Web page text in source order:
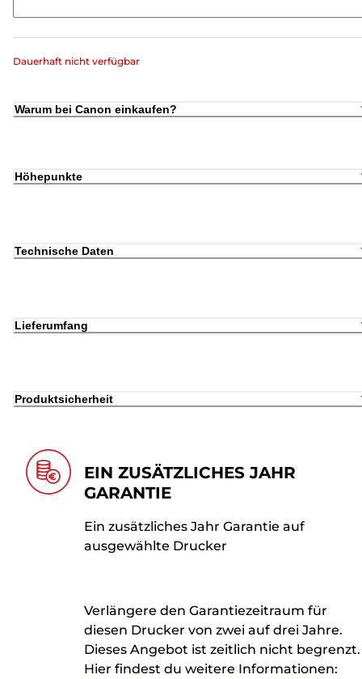
Dauerhaft nicht verfügbar
Warum bei Canon einkaufen?
Höhepunkte
Technische Daten
Lieferumfang
Produktsicherheit
EIN ZUSÄTZLICHES JAHR
GARANTIE
Ein zusätzliches Jahr Garantie auf
ausgewählte Drucker
Verlängere den Garantiezeitraum für
diesen Drucker von zwei auf drei Jahre.
Dieses Angebot ist zeitlich nicht begrenzt.
Hier findest du weitere Informationen: